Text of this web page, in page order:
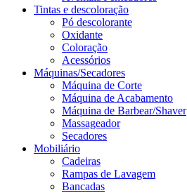
Tintas e descoloração
Pó descolorante
Oxidante
Coloração
Acessórios
Máquinas/Secadores
Máquina de Corte
Máquina de Acabamento
Máquina de Barbear/Shaver
Massageador
Secadores
Mobiliário
Cadeiras
Rampas de Lavagem
Bancadas